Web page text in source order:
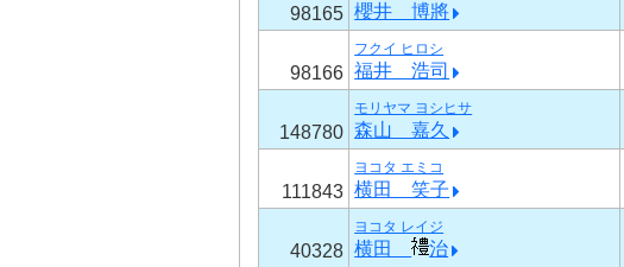
98165 櫻井 博將
98166
フクイ ヒロシ
福井 浩司
148780
モリヤマ ヨシヒサ
森山 嘉久
111843
ヨコタ エミコ
横田 笑子
40328
ヨコタ レイジ
横田 治